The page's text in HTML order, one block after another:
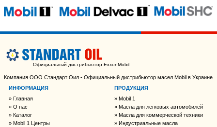
Официальный дистрибьютор ExxonMobil
Компания ООО Стандарт Оил - Официальный дистрибьютор масел Mobil в Украине
ИНФОРМАЦИЯ
Главная
О нас
Каталог
Mobil 1 Центры
ПРОДУКЦИЯ
Mobil 1
Масла для легковых автомобилей
Масла для коммерческой техники
Индустриальные масла